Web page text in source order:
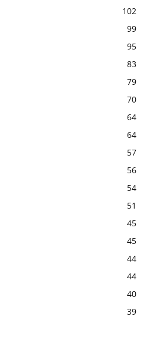
102
99
95
83
79
70
64
64
57
56
54
51
45
45
44
44
40
39